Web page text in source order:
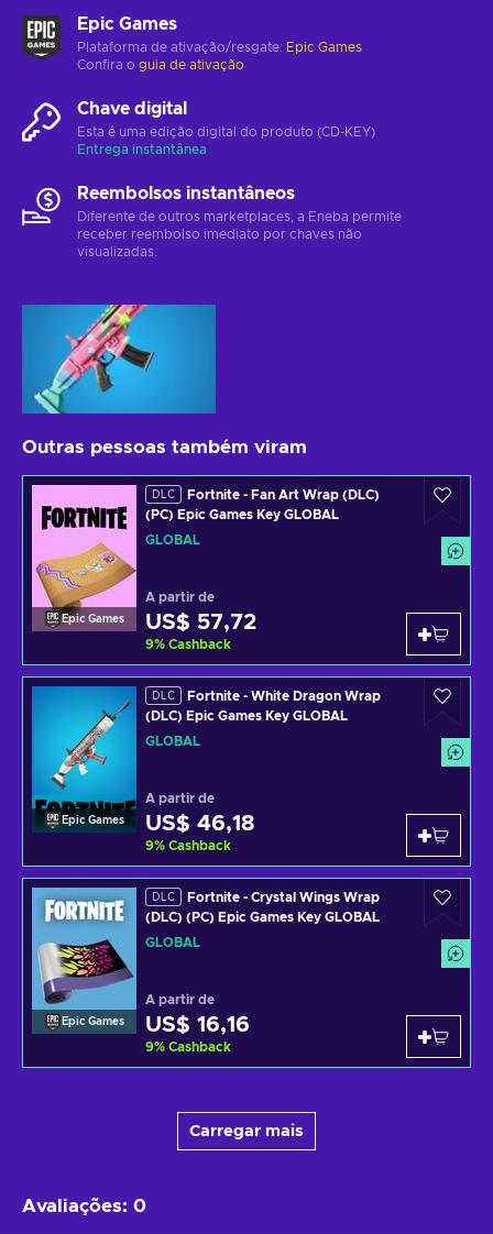
Epic Games
Plataforma de ativação/resgate: Epic Games
Confira o guia de ativação
Chave digital
Esta é uma edição digital do produto (CD-KEY)
Entrega instantânea
Reembolsos instantâneos
Diferente de outros marketplaces, a Eneba permite
receber reembolso imediato por chaves não
visualizadas.
Outras pessoas também viram
Epic Games
DLC
Fortnite - Fan Art Wrap (DLC)
(PC) Epic Games Key GLOBAL
GLOBAL
A partir de
US$ 57,72
9% Cashback
Epic Games
DLC
Fortnite - White Dragon Wrap
(DLC) Epic Games Key GLOBAL
GLOBAL
A partir de
US$ 46,18
9% Cashback
Epic Games
DLC
Fortnite - Crystal Wings Wrap
(DLC) (PC) Epic Games Key GLOBAL
GLOBAL
A partir de
US$ 16,16
9% Cashback
Carregar mais
Avaliações: 0